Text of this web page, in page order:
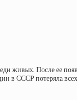
живых. После ее
в СССР потеряла